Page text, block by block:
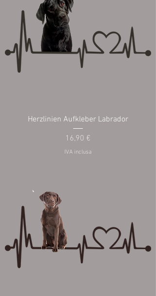
Herzlinien Aufkleber Labrador
Prezzo
16,90 €
IVA inclusa